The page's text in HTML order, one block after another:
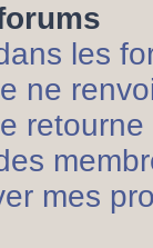
les
ne
mes